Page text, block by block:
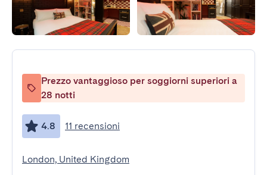
Prezzo vantaggioso per soggiorni superiori a
28 notti
4.8 11 recensioni
London, United Kingdom